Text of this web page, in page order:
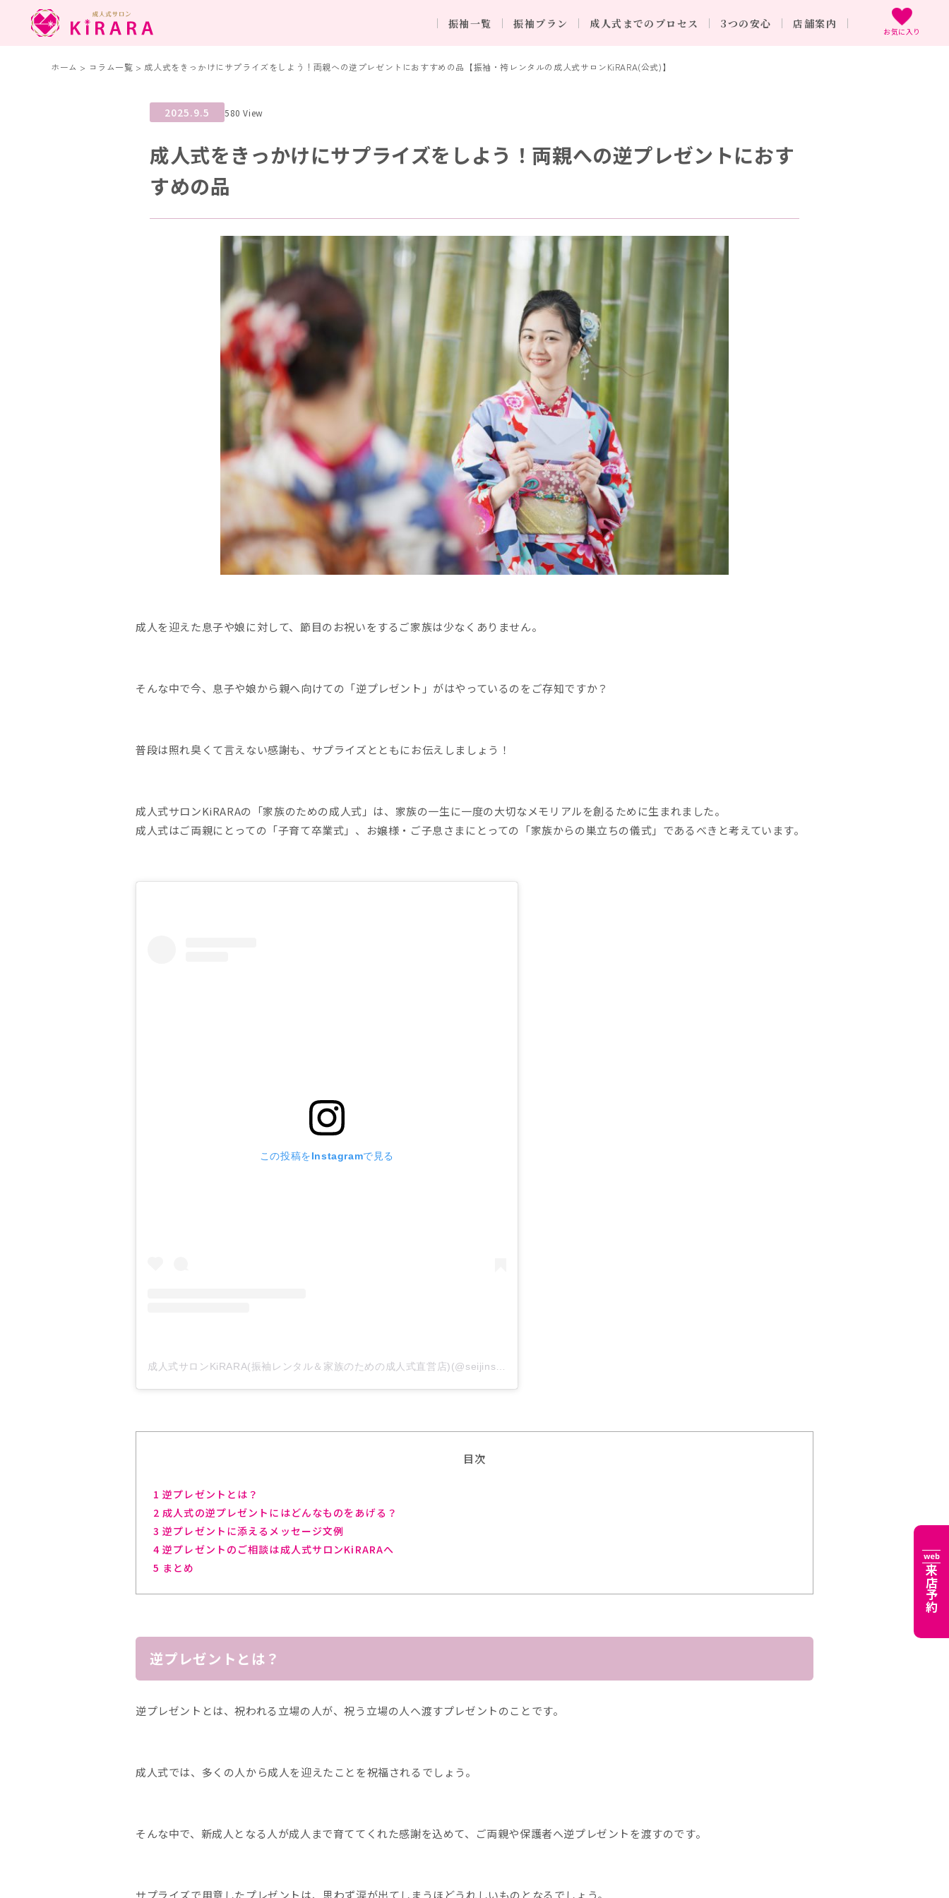
振袖一覧 振袖プラン 成人式までのプロセス 3つの安心 店舗案内
お気に入り
ホーム > コラム一覧 > 成人式をきっかけにサプライズをしよう！両親への逆プレゼントにおすすめの品【振袖・袴レンタルの成人式サロンKiRARA(公式)】
来店予約
2025.9.5 580 View
成人式をきっかけにサプライズをしよう！両親への逆プレゼントにおす
すめの品
成人を迎えた息子や娘に対して、節目のお祝いをするご家族は少なくありません。
そんな中で今、息子や娘から親へ向けての「逆プレゼント」がはやっているのをご存知ですか？
普段は照れ臭くて言えない感謝も、サプライズとともにお伝えしましょう！
成人式サロンKiRARAの「家族のための成人式」は、家族の一生に一度の大切なメモリアルを創るために生まれました。
成人式はご両親にとっての「子育て卒業式」、お嬢様・ご子息さまにとっての「家族からの巣立ちの儀式」であるべきと考えています。
この投稿をInstagramで見る
目次
1 逆プレゼントとは？
2 成人式の逆プレゼントにはどんなものをあげる？
3 逆プレゼントに添えるメッセージ文例
4 逆プレゼントのご相談は成人式サロンKiRARAへ
5 まとめ
逆プレゼントとは？
逆プレゼントとは、祝われる立場の人が、祝う立場の人へ渡すプレゼントのことです。
成人式では、多くの人から成人を迎えたことを祝福されるでしょう。
そんな中で、新成人となる人が成人まで育ててくれた感謝を込めて、ご両親や保護者へ逆プレゼントを渡すのです。
サプライズで用意したプレゼントは、思わず涙が出てしまうほどうれしいものとなるでしょう。